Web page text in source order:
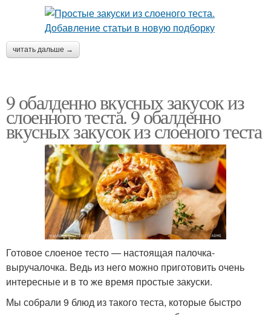
читать дальше →
9 обалденно вкусных закусок из
слоенного теста. 9 обалденно
вкусных закусок из слоеного теста
Готовое слоеное тесто — настоящая палочка-
выручалочка. Ведь из него можно приготовить очень
интересные и в то же время простые закуски.
Мы собрали 9 блюд из такого теста, которые быстро